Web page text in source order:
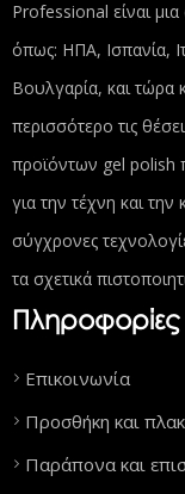
Professional είναι
όπως: ΗΠΑ, Ισπανία,
Βουλγαρία, και τώρα
περισσότερο τις
προϊόντων gel polish
για την τέχνη και
σύγχρονες
τα σχετικά
Πληροφορίες
Επικοινωνία
Προσθήκη και
Παράπονα και